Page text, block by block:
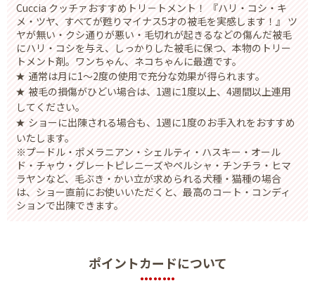
Cuccia クッチァおすすめトリ－トメント！ 『ハリ・コシ・キ
メ・ツヤ、すべてが甦りマイナス5才の被毛を実感します！』 ツ
ヤが無い・クシ通りが悪い・毛切れが起きるなどの傷んだ被毛
にハリ・コシを与え、しっかりした被毛に保つ、本物のトリー
トメント剤。ワンちゃん、ネコちゃんに最適です。
通常は月に1〜2度の使用で充分な効果が得られます。
被毛の損傷がひどい場合は、1週に1度以上、4週間以上連用
してください。
ショーに出陳される場合も、1週に1度のお手入れをおすすめ
いたします。
※プードル・ポメラニアン・シェルティ・ハスキー・オール
ド・チャウ・グレートピレニーズやペルシャ・チンチラ・ヒマ
ラヤンなど、毛ぶき・かい立が求められる犬種・猫種の場合
は、ショー直前にお使いいただくと、最高のコート・コンディ
ションで出陳できます。
ポイントカードについて